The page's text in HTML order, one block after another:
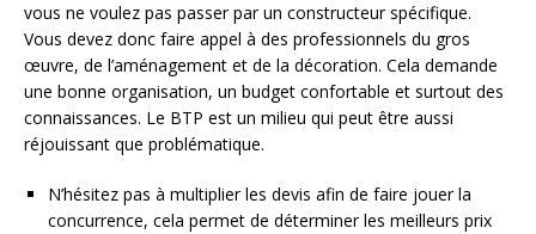
vous ne voulez pas passer par un constructeur spécifique.
Vous devez donc faire appel à des professionnels du gros
œuvre, de l’aménagement et de la décoration. Cela demande
une bonne organisation, un budget confortable et surtout des
connaissances. Le BTP est un milieu qui peut être aussi
réjouissant que problématique.
N’hésitez pas à multiplier les devis afin de faire jouer la
concurrence, cela permet de déterminer les meilleurs prix